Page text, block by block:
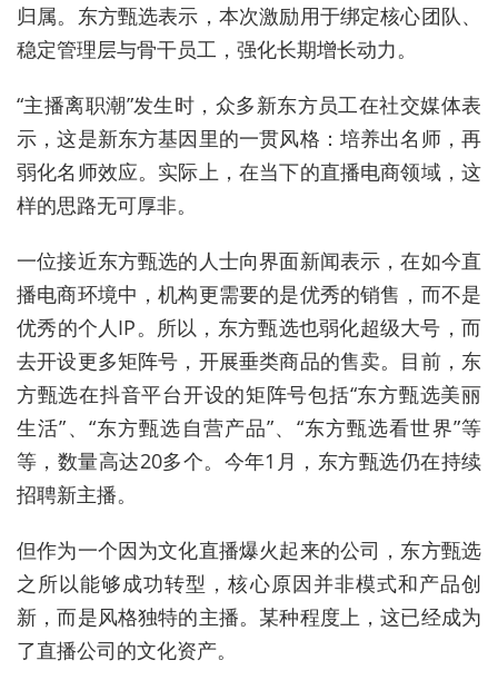
归属。东方甄选表示，本次激励用于绑定核心团队、
稳定管理层与骨干员工，强化长期增长动力。
“主播离职潮”发生时，众多新东方员工在社交媒体表
示，这是新东方基因里的一贯风格：培养出名师，再
弱化名师效应。实际上，在当下的直播电商领域，这
样的思路无可厚非。
一位接近东方甄选的人士向界面新闻表示，在如今直
播电商环境中，机构更需要的是优秀的销售，而不是
优秀的个人IP。所以， 东方甄选也弱化超级大号，而
去开设更多矩阵号，开展垂类商品的售卖。目前， 东
方甄选在抖音平台开设的矩阵号包括“东方甄选美丽
生活”、“东方甄选自营产品”、“东方甄选看世界”等
等， 数量高达20多个。今年1月，东方甄选仍在持续
招聘新主播。
但作为一个因为文化直播爆火起来的公司，东方甄选
之所以能够成功转型，核心原因并非模式和产品创
新，而是风格独特的主播。某种程度上，这已经成为
了直播公司的文化资产。